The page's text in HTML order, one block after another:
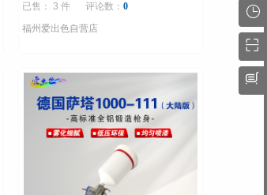
已售： 3 件 评论数：0
福州爱出色自营店